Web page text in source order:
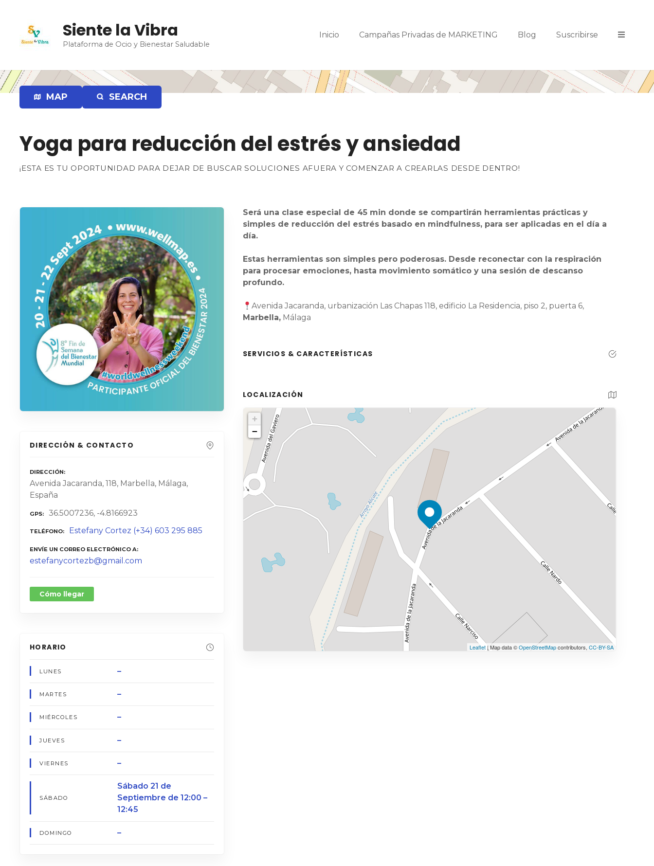
a
l
Siente la Vibra
Plataforma de Ocio y Bienestar Saludable
Inicio Campañas Privadas de MARKETING Blog Suscribirse
MAP SEARCH
Yoga para reducción del estrés y ansiedad
¡ESTA ES TU OPORTUNIDAD PARA DEJAR DE BUSCAR SOLUCIONES AFUERA Y COMENZAR A CREARLAS DESDE DENTRO!
DIRECCIÓN & CONTACTO
DIRECCIÓN
Avenida Jacaranda, 118, Marbella, Málaga,
España
GPS 36.5007236, -4.8166923
TELÉFONO Estefany Cortez (+34) 603 295 885
ENVÍE UN CORREO ELECTRÓNICO A
estefanycortezb@gmail.com
Cómo llegar
HORARIO
LUNES –
MARTES –
MIÉRCOLES –
JUEVES –
VIERNES –
SÁBADO
Sábado 21 de
Septiembre de 12:00 –
12:45
DOMINGO –
Será una clase especial de 45 min donde se compartirán herramientas prácticas y
simples de reducción del estrés basado en mindfulness, para ser aplicadas en el día a
día.
Estas herramientas son simples pero poderosas. Desde reconectar con la respiración
para procesar emociones, hasta movimiento somático y una sesión de descanso
profundo.
Avenida Jacaranda, urbanización Las Chapas 118, edificio La Residencia, piso 2, puerta 6,
Marbella,Málaga
SERVICIOS & CARACTERÍSTICAS
LOCALIZACIÓN
+
−
Leaflet| Map data ©OpenStreetMapcontributors, CC-BY-SA